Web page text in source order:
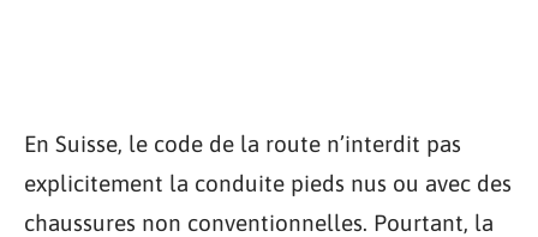
En Suisse, le code de la route n’interdit pas
explicitement la conduite pieds nus ou avec des
chaussures non conventionnelles. Pourtant, la